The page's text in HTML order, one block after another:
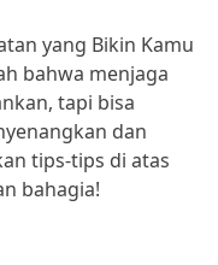
yang Bikin Kamu
bahwa menjaga
tapi bisa
dan
tips-tips di atas
bahagia!